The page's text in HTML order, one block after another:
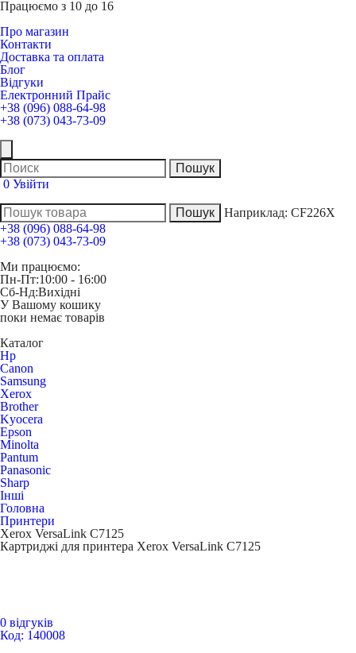
Працюємо з 10 до 16
Про магазин
Контакти
Доставка та оплата
Блог
Відгуки
Електронний Прайс
+38 (096) 088-64-98
+38 (073) 043-73-09
0 Увійти
Наприклад: CF226X
+38 (096) 088-64-98
+38 (073) 043-73-09
Ми працюємо:
Пн-Пт:10:00 - 16:00
Сб-Нд:Вихідні
У Вашому кошику
поки немає товарів
Каталог
Hp
Canon
Samsung
Xerox
Brother
Kyocera
Epson
Minolta
Pantum
Panasonic
Sharp
Інші
Головна
Принтери
Xerox VersaLink C7125
Картриджі для принтера Xerox VersaLink C7125
0 відгуків
Код: 140008